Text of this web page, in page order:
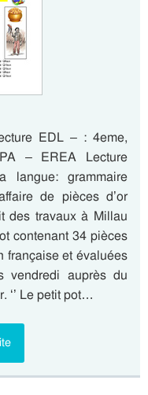
EDL – : 4eme,
– EREA Lecture
langue: grammaire
de pièces d’or
des travaux à Millau
contenant 34 pièces
française et évaluées
vendredi auprès du
‘’ Le petit pot…